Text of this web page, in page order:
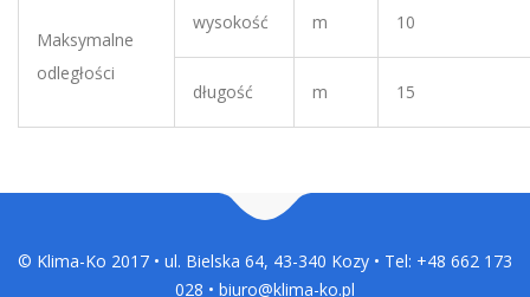
Maksymalne
odległości
wysokość m 10
długość m 15
© Klima-Ko 2017 • ul. Bielska 64, 43-340 Kozy • Tel: +48 662 173
028 • biuro@klima-ko.pl